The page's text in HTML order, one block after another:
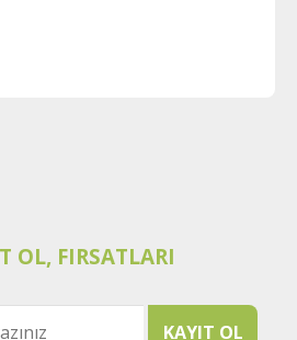
OL, FIRSATLARI